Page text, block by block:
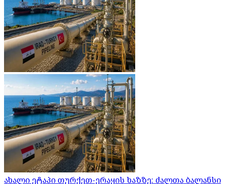
ახალი ეტაპი თურქეთ-ერაყის ხაზზე: ძალთა ბალანსი